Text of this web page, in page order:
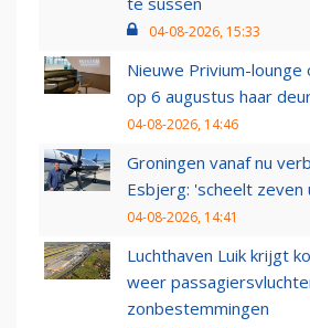
04-08-2026, 15:33
Nieuwe Privium-lounge
op 6 augustus haar
04-08-2026, 14:46
Groningen vanaf nu
Esbjerg: 'scheelt zeven
04-08-2026, 14:41
Luchthaven Luik krijgt
weer
zonbestemmingen